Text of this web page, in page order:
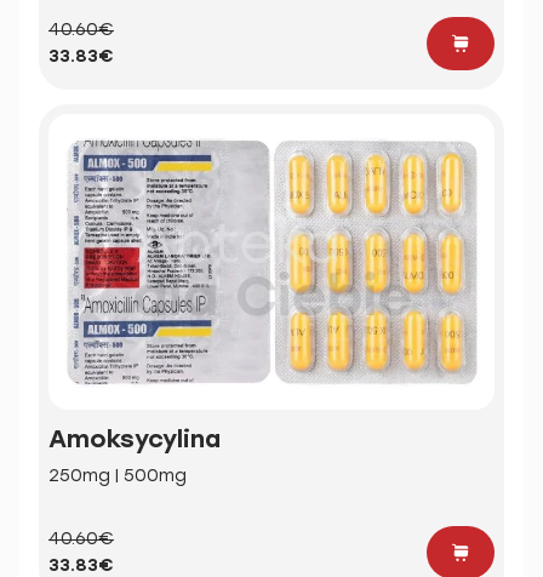
40.60€
33.83€
Amoksycylina
250mg | 500mg
40.60€
33.83€